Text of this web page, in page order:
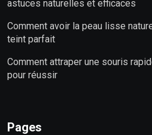
astuces naturelles et efficaces
Comment avoir la peau lisse
teint parfait
Comment attraper une souris
pour réussir
Pages